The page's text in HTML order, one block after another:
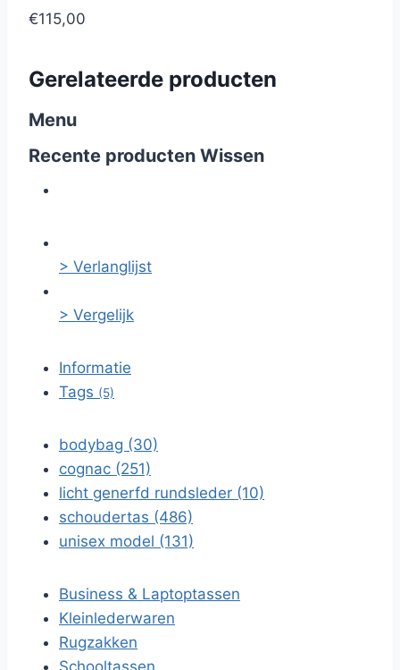
€115,00
Gerelateerde producten
Menu
Recente producten Wissen
> Verlanglijst
> Vergelijk
Informatie
Tags (5)
bodybag (30)
cognac (251)
licht generfd rundsleder (10)
schoudertas (486)
unisex model (131)
Business & Laptoptassen
Kleinlederwaren
Rugzakken
Schooltassen